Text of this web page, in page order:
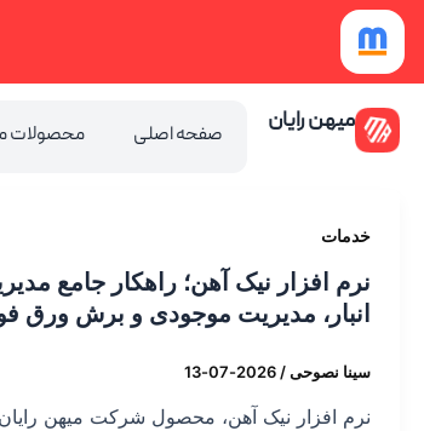
پرش
محتوا
میهن رایان صفحه اصلی محصولات
خدمات
نرم افزار نیک آهن؛ راهکار جامع
انبار، مدیریت موجودی و برش ورق
سینا نصوحی/
2026-07-13
نرم افزار نیک آهن، محصول شرکت میهن